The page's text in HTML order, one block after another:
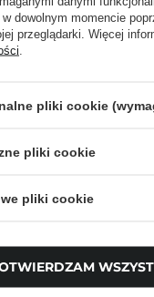
dowolnym momencie
przeglądarki. Więcej
pliki cookie
pliki cookie
pliki cookie